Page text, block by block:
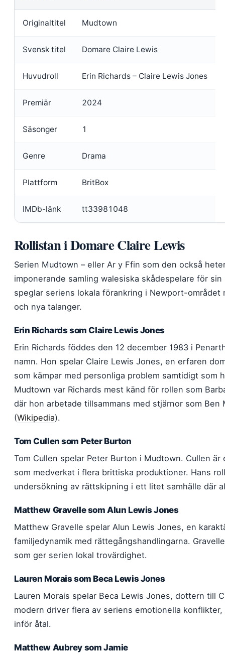
Originaltitel Mudtown
Svensk titel Domare Claire Lewis
Huvudroll Erin Richards – Claire Lewis Jones
Premiär 2024
Säsonger 1
Genre Drama
Plattform BritBox
IMDb-länk tt33981048
Rollistan i Domare Claire Lewis
Serien Mudtown – eller Ar y Ffin som den också
imponerande samling walesiska skådespelare för
speglar seriens lokala förankring i Newport-området
och nya talanger.
Erin Richards som Claire Lewis Jones
Erin Richards föddes den 12 december 1983 i
namn. Hon spelar Claire Lewis Jones, en erfaren
som kämpar med personliga problem samtidigt som
Mudtown var Richards mest känd för rollen som
där hon arbetade tillsammans med stjärnor som Ben
(Wikipedia).
Tom Cullen som Peter Burton
Tom Cullen spelar Peter Burton i Mudtown. Cullen
som medverkat i flera brittiska produktioner. Hans
undersökning av rättskipning i ett litet samhälle där
Matthew Gravelle som Alun Lewis Jones
Matthew Gravelle spelar Alun Lewis Jones, en
familjedynamik med rättegångshandlingarna.
som ger serien lokal trovärdighet.
Lauren Morais som Beca Lewis Jones
Lauren Morais spelar Beca Lewis Jones, dottern till
modern driver flera av seriens emotionella
inför åtal.
Matthew Aubrey som Jamie